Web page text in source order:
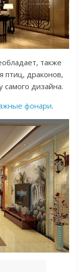
также
птиц, драконов,
самого дизайна.
фонари.